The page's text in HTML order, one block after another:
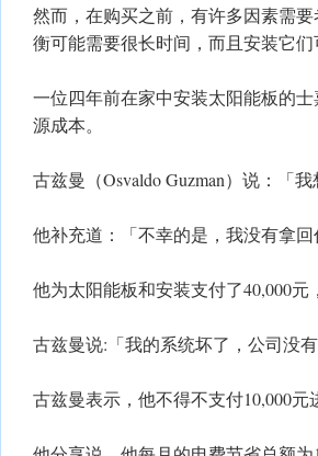
然而，在购买之前，有许多因素需
衡可能需要很长时间，而且安装它
一位四年前在家中安装太阳能板的
源成本。
古兹曼（Osvaldo Guzman）说：「
他补充道：「不幸的是，我没有拿
他为太阳能板和安装支付了40,000
古兹曼说:「我的系统坏了，公司没有
古兹曼表示，他不得不支付10,000